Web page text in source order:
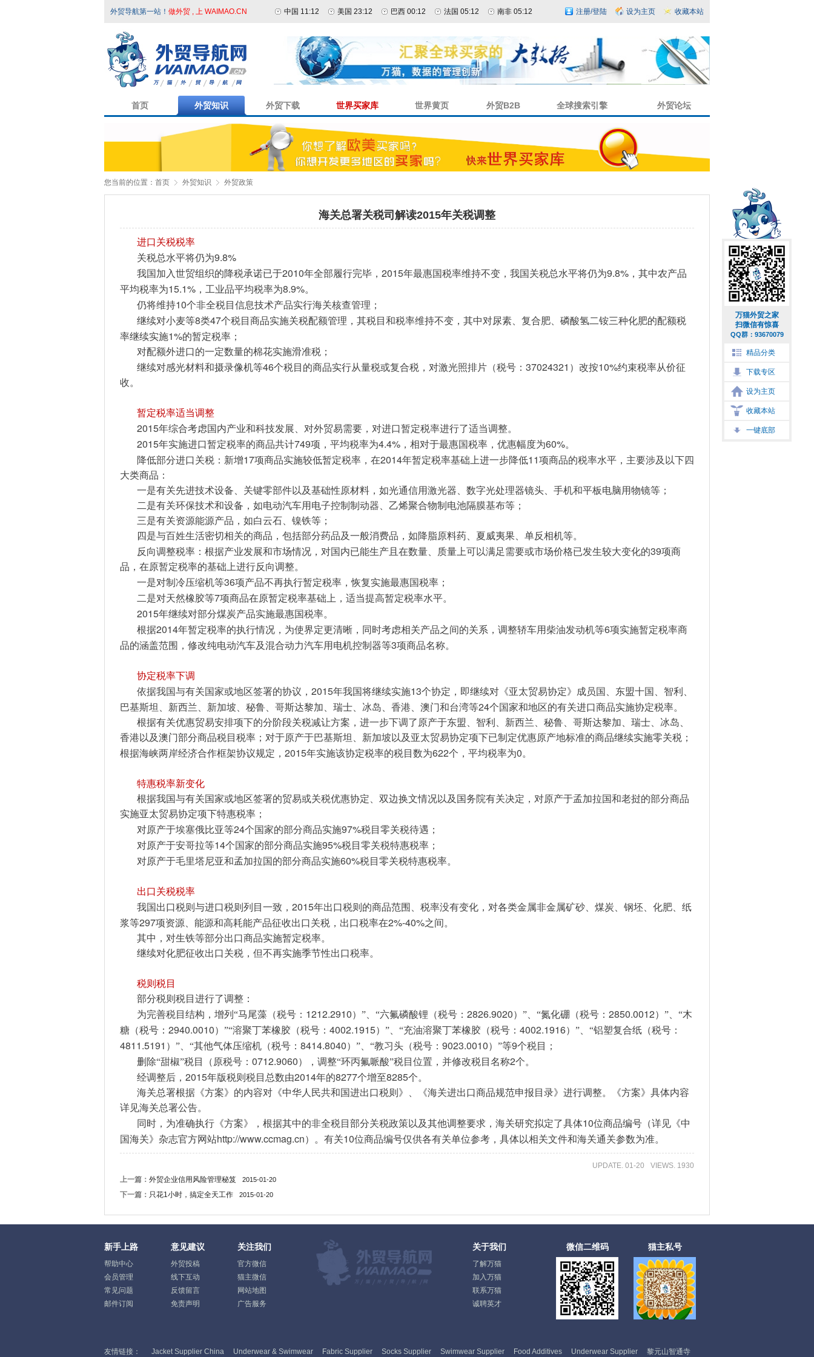
万猫外贸之家
扫微信有惊喜
QQ群：93670079
精品分类
下载专区
设为主页
收藏本站
一键底部
外贸导航第一站！ 做外贸 , 上 WAIMAO.CN 中国 11:12 美国 23:12 巴西 00:12 法国 05:12 南非 05:12 注册/登陆 设为主页 收藏本站
首页 外贸知识 外贸下载 世界买家库 世界黄页 外贸B2B 全球搜索引擎 外贸论坛
您当前的位置： 首页 外贸知识 外贸政策
海关总署关税司解读2015年关税调整
进口关税税率
关税总水平将仍为9.8%
我国加入世贸组织的降税承诺已于2010年全部履行完毕， 2015年最惠国税率维持不变，我国关税总水平将仍为9.8% ，其中农产品
平均税率为15.1% ，工业品平均税率为8.9%。
仍将维持10个非全税目信息技术产品实行海关核查管理；
继续对小麦等8类47个税目商品实施关税配额管理，其税目和税率维持不变，其中对尿素、复合肥、磷酸氢二铵三种化肥的配额税
率继续实施1%的暂定税率；
对配额外进口的一定数量的棉花实施滑准税；
继续对感光材料和摄录像机等46个税目的商品实行从量税或复合税，对激光照排片（税号： 37024321 ）改按10%约束税率从价征
收。
暂定税率适当调整
2015年综合考虑国内产业和科技发展、对外贸易需要，对进口暂定税率进行了适当调整。
2015年实施进口暂定税率的商品共计749项，平均税率为4.4% ，相对于最惠国税率，优惠幅度为60%。
降低部分进口关税：新增17项商品实施较低暂定税率，在2014年暂定税率基础上进一步降低11项商品的税率水平，主要涉及以下四
大类商品：
一是有关先进技术设备、关键零部件以及基础性原材料，如光通信用激光器、数字光处理器镜头、手机和平板电脑用物镜等；
二是有关环保技术和设备，如电动汽车用电子控制制动器、乙烯聚合物制电池隔膜基布等；
三是有关资源能源产品，如白云石、镍铁等；
四是与百姓生活密切相关的商品，包括部分药品及一般消费品，如降脂原料药、夏威夷果、单反相机等。
反向调整税率：根据产业发展和市场情况，对国内已能生产且在数量、质量上可以满足需要或市场价格已发生较大变化的39项商
品，在原暂定税率的基础上进行反向调整。
一是对制冷压缩机等36项产品不再执行暂定税率，恢复实施最惠国税率；
二是对天然橡胶等7项商品在原暂定税率基础上，适当提高暂定税率水平。
2015年继续对部分煤炭产品实施最惠国税率。
根据2014年暂定税率的执行情况，为使界定更清晰，同时考虑相关产品之间的关系，调整轿车用柴油发动机等6项实施暂定税率商
品的涵盖范围，修改纯电动汽车及混合动力汽车用电机控制器等3项商品名称。
协定税率下调
依据我国与有关国家或地区签署的协议， 2015年我国将继续实施13个协定，即继续对《亚太贸易协定》成员国、东盟十国、智利、
巴基斯坦、新西兰、新加坡、秘鲁、哥斯达黎加、瑞士、冰岛、香港、澳门和台湾等24个国家和地区的有关进口商品实施协定税率。
根据有关优惠贸易安排项下的分阶段关税减让方案，进一步下调了原产于东盟、智利、新西兰、秘鲁、哥斯达黎加、瑞士、冰岛、
香港以及澳门部分商品税目税率；对于原产于巴基斯坦、新加坡以及亚太贸易协定项下已制定优惠原产地标准的商品继续实施零关税；
根据海峡两岸经济合作框架协议规定， 2015年实施该协定税率的税目数为622个，平均税率为0。
特惠税率新变化
根据我国与有关国家或地区签署的贸易或关税优惠协定、双边换文情况以及国务院有关决定，对原产于孟加拉国和老挝的部分商品
实施亚太贸易协定项下特惠税率；
对原产于埃塞俄比亚等24个国家的部分商品实施97%税目零关税待遇；
对原产于安哥拉等14个国家的部分商品实施95%税目零关税特惠税率；
对原产于毛里塔尼亚和孟加拉国的部分商品实施60%税目零关税特惠税率。
出口关税税率
我国出口税则与进口税则列目一致， 2015年出口税则的商品范围、税率没有变化，对各类金属非金属矿砂、煤炭、钢坯、化肥、纸
浆等297项资源、能源和高耗能产品征收出口关税，出口税率在2%-40%之间。
其中，对生铁等部分出口商品实施暂定税率。
继续对化肥征收出口关税，但不再实施季节性出口税率。
税则税目
部分税则税目进行了调整：
为完善税目结构，增列“马尾藻（税号： 1212.2910）”、“六氟磷酸锂（税号： 2826.9020）”、“氮化硼（税号： 2850.0012）”、“木
糖（税号： 2940.0010）”“溶聚丁苯橡胶（税号： 4002.1915）”、“充油溶聚丁苯橡胶（税号： 4002.1916）”、“铝塑复合纸（税号：
4811.5191 ）”、“其他气体压缩机（税号： 8414.8040）”、“教习头（税号： 9023.0010）”等9个税目；
删除“甜椒”税目（原税号： 0712.9060），调整“环丙氟哌酸”税目位置，并修改税目名称2个。
经调整后， 2015年版税则税目总数由2014年的8277个增至8285个。
海关总署根据《方案》的内容对《中华人民共和国进出口税则》、《海关进出口商品规范申报目录》进行调整。《方案》具体内容
详见海关总署公告。
同时，为准确执行《方案》，根据其中的非全税目部分关税政策以及其他调整要求，海关研究拟定了具体10位商品编号（详见《中
国海关》杂志官方网站http://www.ccmag.cn）。有关10位商品编号仅供各有关单位参考，具体以相关文件和海关通关参数为准。
VIEWS. 1930
UPDATE. 01-20
上一篇： 外贸企业信用风险管理秘笈 2015-01-20
下一篇： 只花1小时，搞定全天工作 2015-01-20
新手上路
帮助中心
会员管理
常见问题
邮件订阅
意见建议
外贸投稿
线下互动
反馈留言
免责声明
关注我们
官方微信
猫主微信
网站地图
广告服务
关于我们
了解万猫
加入万猫
联系万猫
诚聘英才
微信二维码 猫主私号
友情链接： Jacket Supplier China Underwear & Swimwear Fabric Supplier Socks Supplier Swimwear Supplier Food Additives Underwear Supplier 黎元山智通寺